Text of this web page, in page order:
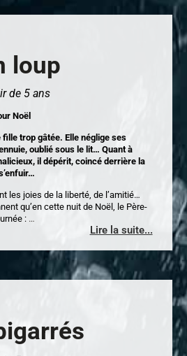
loup
de 5 ans
Noël
trop gâtée. Elle néglige ses
oublié sous le lit… Quant à
il dépérit, coincé derrière la
les joies de la liberté, de l’amitié…
qu’en cette nuit de Noël, le Père-
: …
Lire la suite...